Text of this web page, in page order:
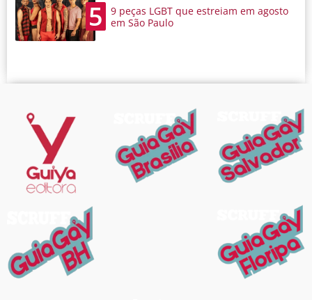
5
9 peças LGBT que estreiam em agosto
em São Paulo